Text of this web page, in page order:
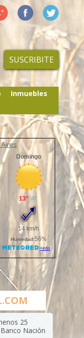
SUSCRIBITE
Inmuebles
25
Nación